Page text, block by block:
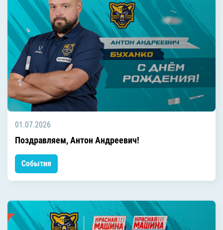
01.07.2026
Поздравляем, Антон Андреевич!
События